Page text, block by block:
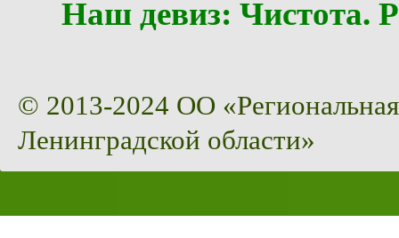
Наш девиз:
© 2013-2024 ОО
Ленинградской области»